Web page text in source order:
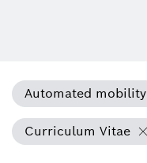
Automated mobility
Curriculum Vitae